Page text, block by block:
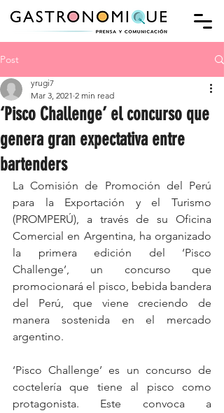
Post
‘Pisco Challenge’ el concurso que
genera gran expectativa entre
bartenders
yrugi7
Mar 3, 2021 2 min read
La Comisión de Promoción del Perú
para la Exportación y el Turismo
(PROMPERÚ), a través de su Oficina
Comercial en Argentina, ha organizado
la primera edición del ‘Pisco
Challenge’, un concurso que
promocionará el pisco, bebida bandera
del Perú, que viene creciendo de
manera sostenida en el mercado
argentino.
‘Pisco Challenge’ es un concurso de
coctelería que tiene al pisco como
protagonista. Este convoca a